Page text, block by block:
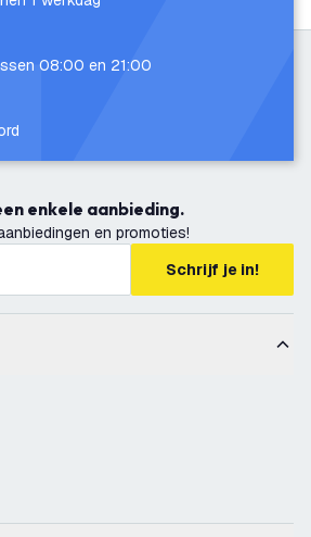
08:00 en 21:00
enkele aanbieding.
en promoties!
Schrijf je in!